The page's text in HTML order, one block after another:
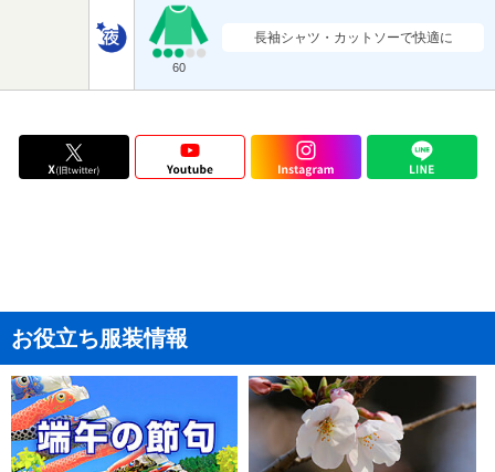
60
長袖シャツ・カットソーで快適に
お役立ち服装情報